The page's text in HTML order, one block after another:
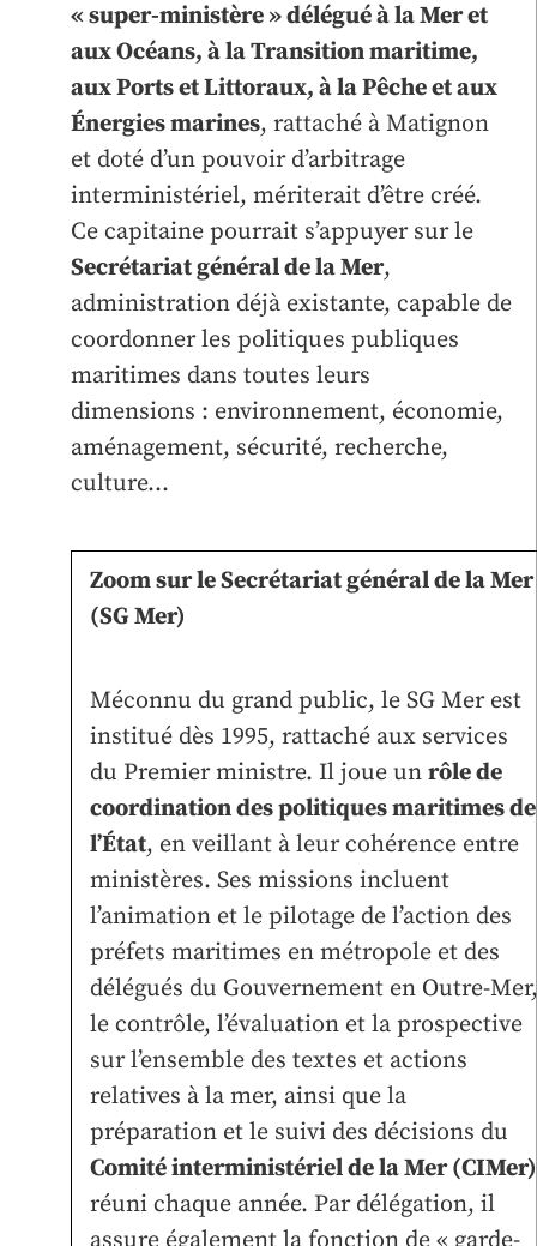
« super-ministère » délégué à la Mer et
aux Océans, à la Transition maritime,
aux Ports et Littoraux, à la Pêche et aux
Énergies marines, rattaché à Matignon
et doté d’un pouvoir d’arbitrage
interministériel, mériterait d’être créé.
Ce capitaine pourrait s’appuyer sur le
Secrétariat général de la Mer,
administration déjà existante, capable de
coordonner les politiques publiques
maritimes dans toutes leurs
dimensions : environnement, économie,
aménagement, sécurité, recherche,
culture…
Zoom sur le Secrétariat général de la Mer
(SG Mer)
Méconnu du grand public, le SG Mer est
institué dès 1995, rattaché aux services
du Premier ministre. Il joue un rôle de
coordination des politiques maritimes de
l’État, en veillant à leur cohérence entre
ministères. Ses missions incluent
l’animation et le pilotage de l’action des
préfets maritimes en métropole et des
délégués du Gouvernement en Outre-Mer,
le contrôle, l’évaluation et la prospective
sur l’ensemble des textes et actions
relatives à la mer, ainsi que la
préparation et le suivi des décisions du
Comité interministériel de la Mer (CIMer)
réuni chaque année. Par délégation, il